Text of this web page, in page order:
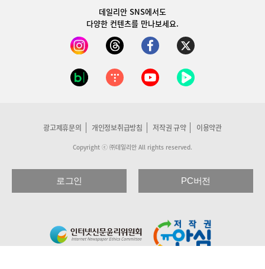
데일리안 SNS에서도
다양한 컨텐츠를 만나보세요.
광고제휴문의 개인정보취급방침 저작권 규약 이용약관
Copyright ⓒ ㈜데일리안 All rights reserved.
로그인 PC버전